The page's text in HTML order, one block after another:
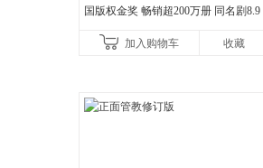
国版权金奖 畅销超200万册 同名剧8.9
加入购物车
收藏